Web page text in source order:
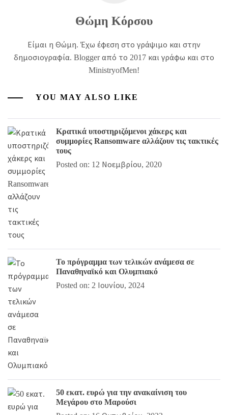
Θώμη Κόρσου
Είμαι η Θώμη. Έχω έφεση στο γράψιμο και στην
δημοσιογραφία. Blogger από το 2017 και γράφω και στο
MinistryofMen!
YOU MAY ALSO LIKE
Κρατικά υποστηριζόμενοι χάκερς και
συμμορίες Ransomware αλλάζουν τις τακτικές
τους
Posted on: 12 Νοεμβρίου, 2020
Το πρόγραμμα των τελικών ανάμεσα σε
Παναθηναϊκό και Ολυμπιακό
Posted on: 2 Ιουνίου, 2024
50 εκατ. ευρώ για την ανακαίνιση του
Μεγάρου στο Μαρούσι